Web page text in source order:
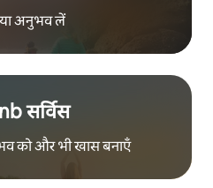
अनुभव लें
सर्विस
को और भी खास बनाएँ